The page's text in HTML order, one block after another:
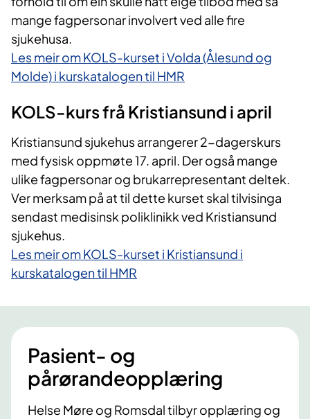
mange fagpersonar involvert ved alle fire
sjukehusa.
Les meir om KOLS-kurset i Volda (Ålesund og
Molde) i kurskatalogen til HMR​
KOLS-kurs frå Kristiansund i april
Kristiansund sjukehus arrangerer 2-dagerskurs
med fysisk oppmøte 17. april. Der også mange
ulike fagpersonar og brukarrepresentant deltek.
Ver merksam på at til dette kurset skal tilvisinga
sendast medisinsk poliklinikk ved Kristiansund
sjukehus.
Les meir om KOLS-kurset i Kristiansund i
kurskatalogen til HMR​​
Pasient- og
pårørandeopplæring
Helse Møre og Romsdal tilbyr opplæring og